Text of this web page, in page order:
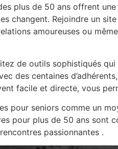
plus de 50 ans offrent
changent. Rejoindre un
amoureuses ou
de outils sophistiqués
des centaines
facile et directe, vous
pour seniors comme un
pour plus de 50 ans
passionnantes .